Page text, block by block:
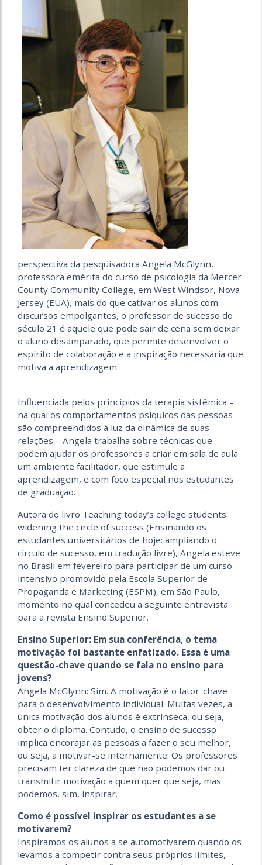
perspectiva da pesquisadora Angela McGlynn,
professora emérita do curso de psicologia da Mercer
County Community College, em West Windsor, Nova
Jersey (EUA), mais do que cativar os alunos com
discursos empolgantes, o professor de sucesso do
século 21 é aquele que pode sair de cena sem deixar
o aluno desamparado, que permite desenvolver o
espírito de colaboração e a inspiração necessária que
motiva a aprendizagem.
Influenciada pelos princípios da terapia sistêmica –
na qual os comportamentos psíquicos das pessoas
são compreendidos à luz da dinâmica de suas
relações – Angela trabalha sobre técnicas que
podem ajudar os professores a criar em sala de aula
um ambiente facilitador, que estimule a
aprendizagem, e com foco especial nos estudantes
de graduação.
Autora do livro Teaching today’s college students:
widening the circle of success (Ensinando os
estudantes universitários de hoje: ampliando o
círculo de sucesso, em tradução livre), Angela esteve
no Brasil em fevereiro para participar de um curso
intensivo promovido pela Escola Superior de
Propaganda e Marketing (ESPM), em São Paulo,
momento no qual concedeu a seguinte entrevista
para a revista Ensino Superior.
Ensino Superior: Em sua conferência, o tema
motivação foi bastante enfatizado. Essa é uma
questão-chave quando se fala no ensino para
jovens?
Angela McGlynn: Sim. A motivação é o fator-chave
para o desenvolvimento individual. Muitas vezes, a
única motivação dos alunos é extrínseca, ou seja,
obter o diploma. Contudo, o ensino de sucesso
implica encorajar as pessoas a fazer o seu melhor,
ou seja, a motivar-se internamente. Os professores
precisam ter clareza de que não podemos dar ou
transmitir motivação a quem quer que seja, mas
podemos, sim, inspirar.
Como é possível inspirar os estudantes a se
motivarem?
Inspiramos os alunos a se automotivarem quando os
levamos a competir contra seus próprios limites,